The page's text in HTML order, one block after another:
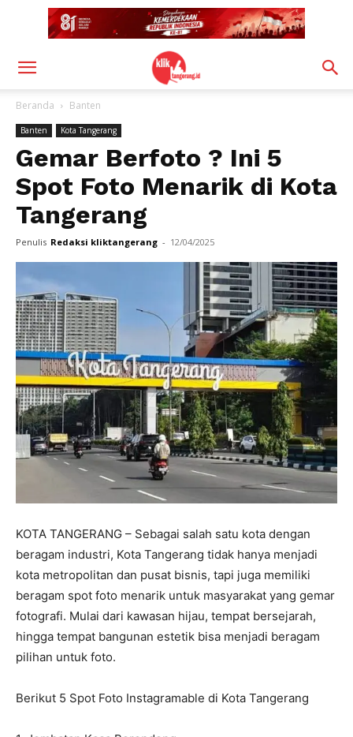
Beranda Banten
Banten Kota Tangerang
Gemar Berfoto ? Ini 5
Spot Foto Menarik di Kota
Tangerang
Penulis Redaksi kliktangerang - 12/04/2025
KOTA TANGERANG – Sebagai salah satu kota dengan
beragam industri, Kota Tangerang tidak hanya menjadi
kota metropolitan dan pusat bisnis, tapi juga memiliki
beragam spot foto menarik untuk masyarakat yang gemar
fotografi. Mulai dari kawasan hijau, tempat bersejarah,
hingga tempat bangunan estetik bisa menjadi beragam
pilihan untuk foto.
Berikut 5 Spot Foto Instagramable di Kota Tangerang